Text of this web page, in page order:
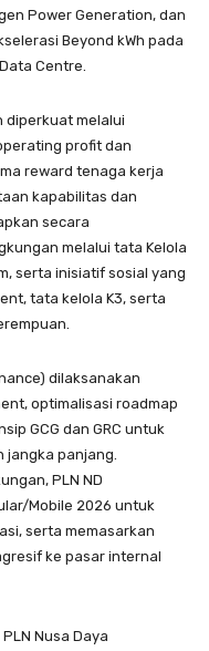
Power Generation, dan
Beyond kWh pada
Centre.
diperkuat melalui
profit dan
reward tenaga kerja
kapabilitas dan
secara
melalui tata Kelola
serta inisiatif sosial yang
tata kelola K3, serta
dilaksanakan
optimalisasi roadmap
GCG dan GRC untuk
jangka panjang.
PLN ND
Mobile 2026 untuk
serta memasarkan
ke pasar internal
Nusa Daya